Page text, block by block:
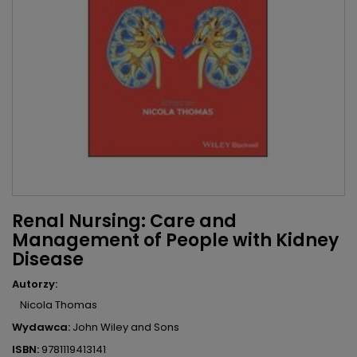
Renal Nursing: Care and
Management of People with Kidney
Disease
Autorzy:
Nicola Thomas
Wydawca: John Wiley and Sons
ISBN: 9781119413141